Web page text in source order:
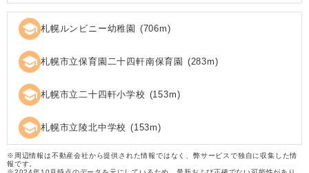
school 札幌ルンビニー幼稚園 (706m)
school 札幌市立保育園二十四軒南保育園 (283m)
school 札幌市立二十四軒小学校 (153m)
school 札幌市立陵北中学校 (153m)
※周辺情報は不動産会社から提供された情報ではなく、弊サービスで独自に収集した情
報です。